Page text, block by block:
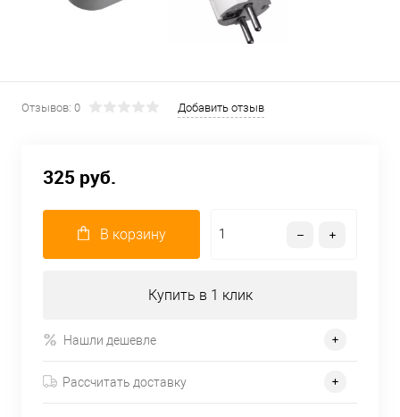
Отзывов: 0 Добавить отзыв
325 руб.
В корзину
Купить в 1 клик
Нашли дешевле
Рассчитать доставку